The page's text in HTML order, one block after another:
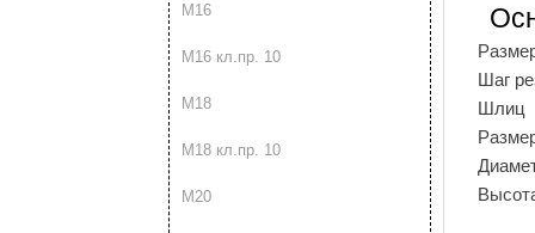
М16
М16 кл.пр. 10
М18
М18 кл.пр. 10
М20
Шаг
Шлиц